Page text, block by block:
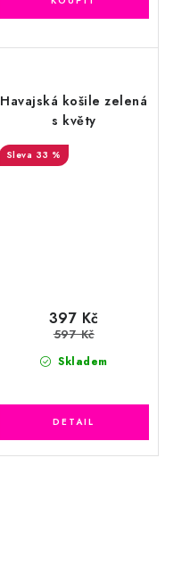
Havajská košile zelená
s květy
33 %
Skladem
397 Kč
597 Kč